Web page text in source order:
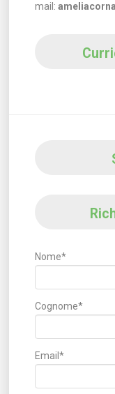
mail:
Nome*
Cognome*
Email*